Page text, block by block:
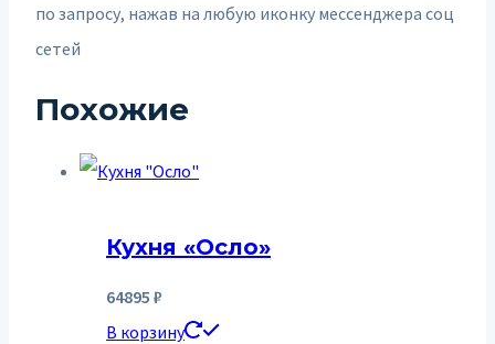
по запросу, нажав на любую иконку мессенджера соц
сетей
Похожие
Кухня «Осло»
64895 ₽
В корзину